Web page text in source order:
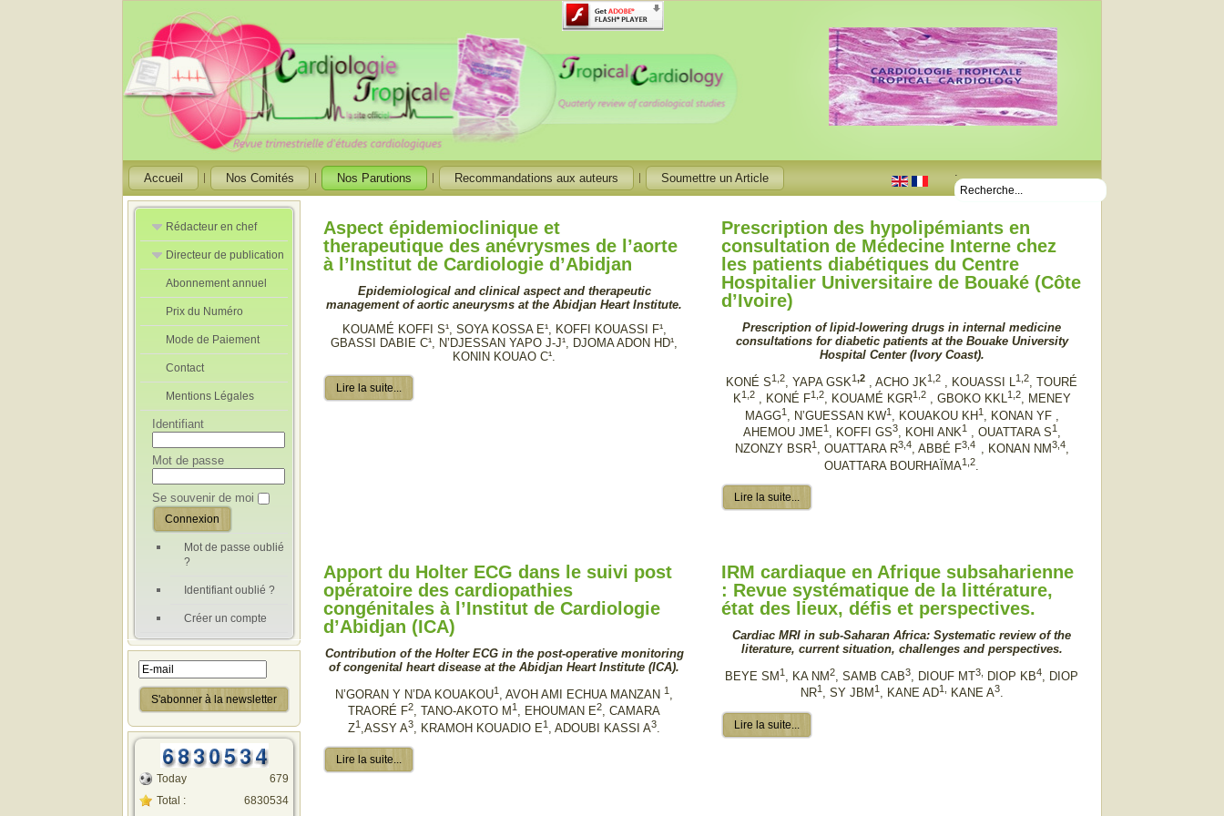
.
Accueil Nos Comités Nos Parutions Recommandations aux auteurs Soumettre un Article
Rédacteur en chef
Rédacteurs en
Chef Adjoint
Directeur de publication
Directeur de
publication
adjoint
Abonnement annuel
Prix du Numéro
Mode de Paiement
Contact
Mentions Légales
Identifiant
Mot de passe
Se souvenir de moi
Mot de passe oublié
?
Identifiant oublié ?
Créer un compte
Today
Total :
679
6830534
Aspect épidemioclinique et
therapeutique des anévrysmes de l’aorte
à l’Institut de Cardiologie d’Abidjan
Epidemiological and clinical aspect and therapeutic
management of aortic aneurysms at the Abidjan Heart Institute.
KOUAMÉ KOFFI S¹, SOYA KOSSA E¹, KOFFI KOUASSI F¹,
GBASSI DABIE C¹, N’DJESSAN YAPO J-J¹, DJOMA ADON HD¹,
KONIN KOUAO C¹.
Lire la suite...
Prescription des hypolipémiants en
consultation de Médecine Interne chez
les patients diabétiques du Centre
Hospitalier Universitaire de Bouaké (Côte
d’Ivoire)
Prescription of lipid-lowering drugs in internal medicine
consultations for diabetic patients at the Bouake University
Hospital Center (Ivory Coast).
KONÉ S1,2, YAPA GSK1,2 , ACHO JK1,2 , KOUASSI L1,2, TOURÉ
K1,2, KONÉ F1,2, KOUAMÉ KGR1,2, GBOKO KKL1,2, MENEY
MAGG1, N’GUESSAN KW1, KOUAKOU KH1, KONAN YF ,
AHEMOU JME1, KOFFI GS3, KOHI ANK1, OUATTARA S1,
NZONZY BSR1 , OUATTARA R3,4, ABBÉ F3,4 , KONAN NM3,4,
OUATTARA BOURHAÏMA1,2
Lire la suite...
Apport du Holter ECG dans le suivi post
opératoire des cardiopathies
congénitales à l’Institut de Cardiologie
d’Abidjan (ICA)
Contribution of the Holter ECG in the post-operative monitoring
of congenital heart disease at the Abidjan Heart Institute (ICA).
N’GORAN Y N’DA KOUAKOU1 , AVOH AMI ECHUA MANZAN1 ,
TRAORÉ F2, TANO-AKOTO M1 , EHOUMAN E2, CAMARA
Z1 ,ASSY A3 , KRAMOH KOUADIO E1 , ADOUBI KASSI A3
Lire la suite...
IRM cardiaque en Afrique subsaharienne
: Revue systématique de la littérature,
état des lieux, défis et perspectives.
Cardiac MRI in sub-Saharan Africa: Systematic review of the
literature, current situation, challenges and perspectives.
BEYE SM1 , KA NM2, SAMB CAB3, DIOUF MT3, DIOP KB4, DIOP
NR1 , SY JBM 1 , KANE AD1, KANE A3.
Lire la suite...